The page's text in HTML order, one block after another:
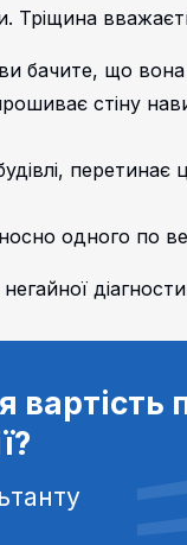
Тріщина
бачите, що
стіну
перетинає
одного по
вартість